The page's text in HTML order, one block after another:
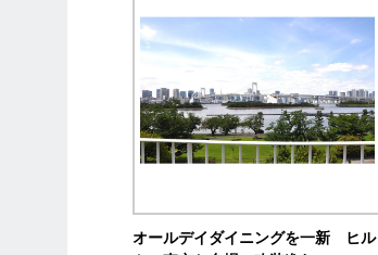
オールデイダイニングを一新 ヒル